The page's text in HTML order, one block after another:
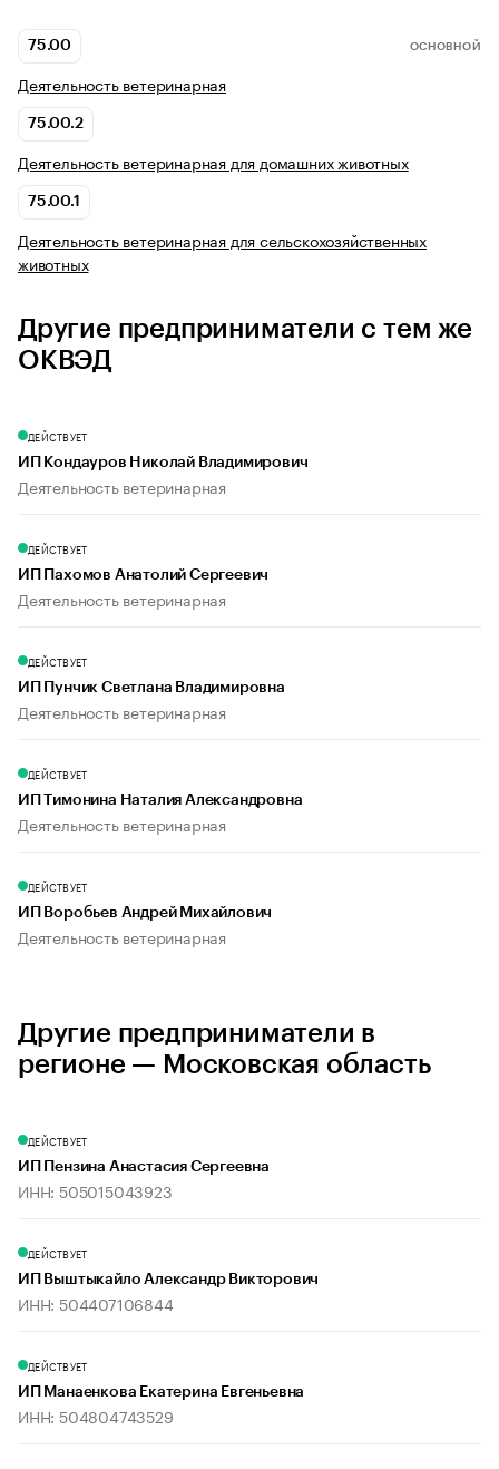
75.00 ОСНОВНОЙ
Деятельность ветеринарная
75.00.2
Деятельность ветеринарная для домашних животных
75.00.1
Деятельность ветеринарная для сельскохозяйственных
животных
Другие предприниматели с тем же
ОКВЭД
ДЕЙСТВУЕТ
ИП Кондауров Николай Владимирович
Деятельность ветеринарная
ДЕЙСТВУЕТ
ИП Пахомов Анатолий Сергеевич
Деятельность ветеринарная
ДЕЙСТВУЕТ
ИП Пунчик Светлана Владимировна
Деятельность ветеринарная
ДЕЙСТВУЕТ
ИП Тимонина Наталия Александровна
Деятельность ветеринарная
ДЕЙСТВУЕТ
ИП Воробьев Андрей Михайлович
Деятельность ветеринарная
Другие предприниматели в
регионе — Московская область
ДЕЙСТВУЕТ
ИП Пензина Анастасия Сергеевна
ИНН: 505015043923
ДЕЙСТВУЕТ
ИП Выштыкайло Александр Викторович
ИНН: 504407106844
ДЕЙСТВУЕТ
ИП Манаенкова Екатерина Евгеньевна
ИНН: 504804743529